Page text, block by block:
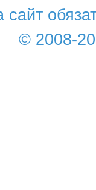
сайт
© 2008-